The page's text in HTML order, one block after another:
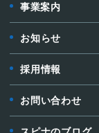
事業案内
お知らせ
採用情報
お問い合わせ